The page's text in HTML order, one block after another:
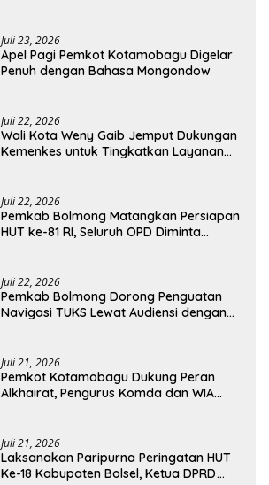
Juli 23, 2026
Apel Pagi Pemkot Kotamobagu Digelar
Penuh dengan Bahasa Mongondow
Juli 22, 2026
Wali Kota Weny Gaib Jemput Dukungan
Kemenkes untuk Tingkatkan Layanan
Juli 22, 2026
Pemkab Bolmong Matangkan Persiapan
HUT ke-81 RI, Seluruh OPD Diminta
Juli 22, 2026
Pemkab Bolmong Dorong Penguatan
Navigasi TUKS Lewat Audiensi dengan
Juli 21, 2026
Pemkot Kotamobagu Dukung Peran
Alkhairat, Pengurus Komda dan WIA
Juli 21, 2026
Laksanakan Paripurna Peringatan HUT
Ke-18 Kabupaten Bolsel, Ketua DPRD